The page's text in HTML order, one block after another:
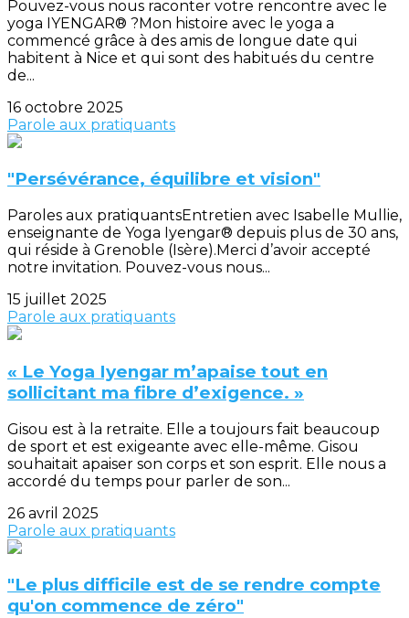
Pouvez-vous nous raconter votre rencontre avec le
yoga IYENGAR® ?Mon histoire avec le yoga a
commencé grâce à des amis de longue date qui
habitent à Nice et qui sont des habitués du centre
de...
16 octobre 2025
Parole aux pratiquants
"Persévérance, équilibre et vision"
Paroles aux pratiquantsEntretien avec Isabelle Mullie,
enseignante de Yoga Iyengar® depuis plus de 30 ans,
qui réside à Grenoble (Isère).Merci d’avoir accepté
notre invitation. Pouvez-vous nous...
15 juillet 2025
Parole aux pratiquants
« Le Yoga Iyengar m’apaise tout en
sollicitant ma fibre d’exigence. »
Gisou est à la retraite. Elle a toujours fait beaucoup
de sport et est exigeante avec elle-même. Gisou
souhaitait apaiser son corps et son esprit. Elle nous a
accordé du temps pour parler de son...
26 avril 2025
Parole aux pratiquants
"Le plus difficile est de se rendre compte
qu'on commence de zéro"